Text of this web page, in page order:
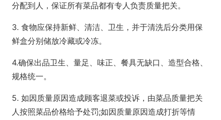
分配到人，保证所有菜品都有专人负责质量把关。
3. 食物应保持新鲜、清洁、卫生，并于清洗后分类用保
鲜盒分别储放冷藏或冷冻。
4.确保出品卫生、量足、味正、餐具无缺口、造型合格、
规格统一。
5. 如因质量原因造成顾客退菜或投诉，由菜品质量把关
人按照菜品价格给予处罚;如因质量原因造成打折等情